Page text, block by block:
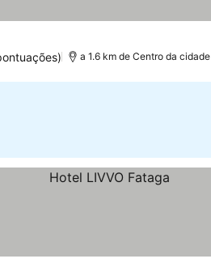
a 1.6 km de Centro da cidade